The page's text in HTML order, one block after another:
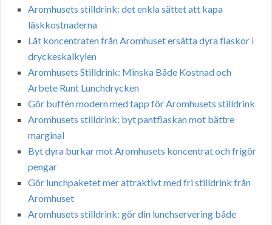
Aromhusets stilldrink: det enkla sättet att kapa
läskkostnaderna
Låt koncentraten från Aromhuset ersätta dyra flaskor i
dryckeskalkylen
Aromhusets Stilldrink: Minska Både Kostnad och
Arbete Runt Lunchdrycken
Gör buffén modern med tapp för Aromhusets stilldrink
Aromhusets stilldrink: byt pantflaskan mot bättre
marginal
Byt dyra burkar mot Aromhusets koncentrat och frigör
pengar
Gör lunchpaketet mer attraktivt med fri stilldrink från
Aromhuset
Aromhusets stilldrink: gör din lunchservering både